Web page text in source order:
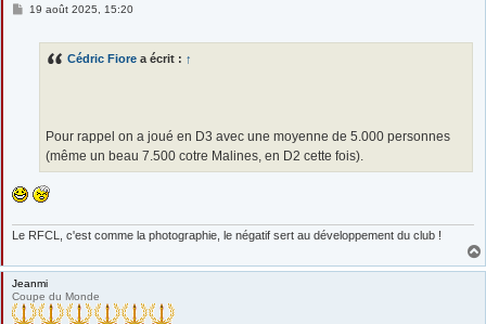
M
19 août 2025, 15:20
Cédric Fiore a écrit : ↑
Pour rappel on a joué en D3 avec une moyenne de 5.000 personnes
(même un beau 7.500 cotre Malines, en D2 cette fois).
Le RFCL, c'est comme la photographie, le négatif sert au développement du club !
Jeanmi
Coupe du Monde